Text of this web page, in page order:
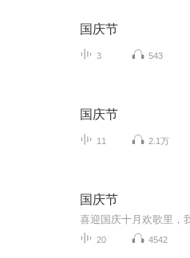
国庆节
3 543
国庆节
11 2.1万
国庆节
20 4542